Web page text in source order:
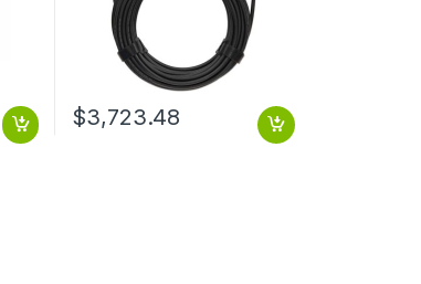
$3,723.48